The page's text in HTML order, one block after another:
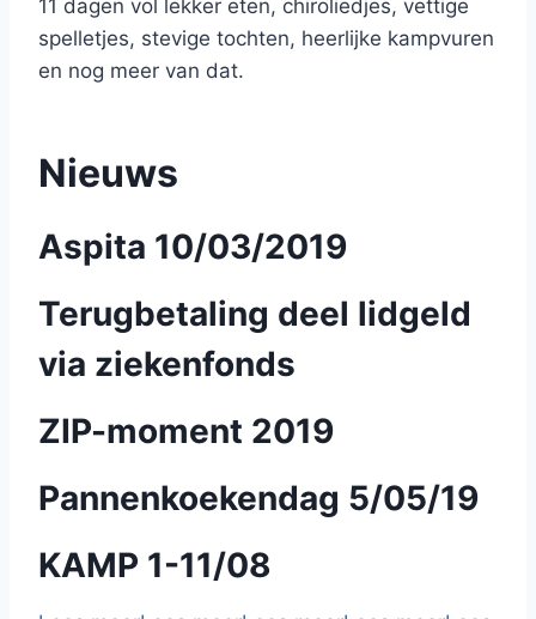
11 dagen vol lekker eten, chiroliedjes, vettige
spelletjes, stevige tochten, heerlijke kampvuren
en nog meer van dat.
Nieuws
Aspita 10/03/2019
Terugbetaling deel lidgeld
via ziekenfonds
ZIP-moment 2019
Pannenkoekendag 5/05/19
KAMP 1-11/08